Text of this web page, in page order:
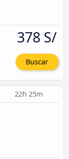
378 S/
Buscar
22h 25m